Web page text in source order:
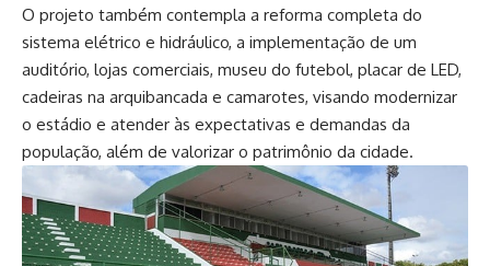
O projeto também contempla a reforma completa do
sistema elétrico e hidráulico, a implementação de um
auditório, lojas comerciais, museu do futebol, placar de LED,
cadeiras na arquibancada e camarotes, visando modernizar
o estádio e atender às expectativas e demandas da
população, além de valorizar o patrimônio da cidade.